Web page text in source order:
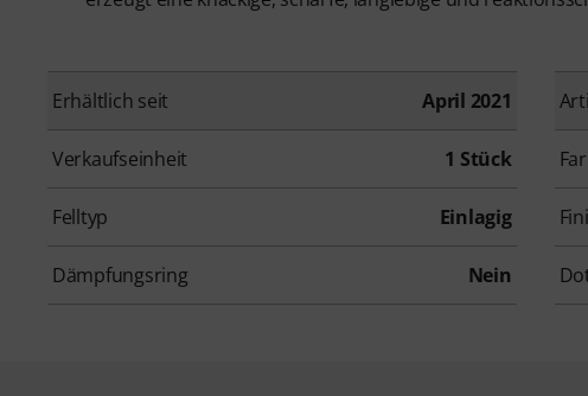
Erhältlich seit April 2021
Verkaufseinheit 1 Stück
Felltyp Einlagig
Dämpfungsring Nein